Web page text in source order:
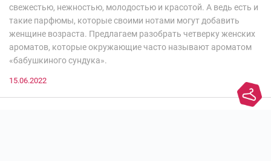
свежестью, нежностью, молодостью и красотой. А ведь есть и
такие парфюмы, которые своими нотами могут добавить
женщине возраста. Предлагаем разобрать четверку женских
ароматов, которые окружающие часто называют ароматом
«бабушкиного сундука».
15.06.2022